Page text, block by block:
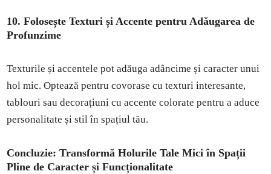
10. Folosește Texturi și Accente pentru Adăugarea de
Profunzime
Texturile și accentele pot adăuga adâncime și caracter unui
hol mic. Optează pentru covorase cu texturi interesante,
tablouri sau decorațiuni cu accente colorate pentru a aduce
personalitate și stil în spațiul tău.
Concluzie: Transformă Holurile Tale Mici în Spații
Pline de Caracter și Funcționalitate